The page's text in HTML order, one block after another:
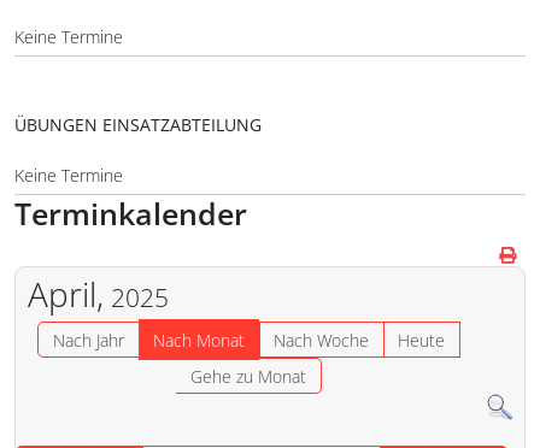
Keine Termine
ÜBUNGEN EINSATZABTEILUNG
Keine Termine
Terminkalender
April, 2025
Nach Jahr Nach Monat Nach Woche
Heute
Gehe zu Monat